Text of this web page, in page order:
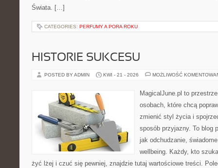
Świata. […]
CATEGORIES: PERFUMY A PORA ROKU
HISTORIE SUKCESU
POSTED BY ADMIN KWI - 21 - 2026 MOŻLIWOŚĆ
MagicalJune.pl to
osobach, które chcą
zmienić styl życia i
sposób przyjazny. To blog
jak odchudzanie,
wellbeing. Każdy, kto
żyć lżej i czuć się pewniej, znajdzie tutaj wartościowe treści.